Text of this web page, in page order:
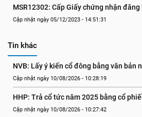
MSR12302: Cấp Giấy chứng nhận
Cập nhật ngày 05/12/2023 - 14:51:31
Tin khác
NVB: Lấy ý kiến cổ đông bằng văn bản
Cập nhật ngày 10/08/2026 - 10:28:19
HHP: Trả cổ tức năm 2025 bằng cổ
Cập nhật ngày 10/08/2026 - 10:27:42